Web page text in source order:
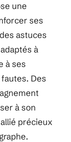
une
ses
astuces
à
à ses
Des
à son
précieux